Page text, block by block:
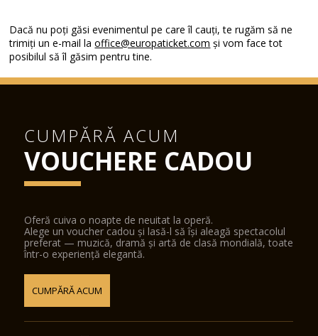
Dacă nu poți găsi evenimentul pe care îl cauți, te rugăm să ne
trimiți un e-mail laoffice@europaticket.com și vom face tot
posibilul să îl găsim pentru tine.
CUMPĂRĂ ACUM
VOUCHERE CADOU
Oferă cuiva o noapte de neuitat la operă.
Alege un voucher cadou și lasă-l să își aleagă spectacolul
preferat — muzică, dramă și artă de clasă mondială, toate
într-o experiență elegantă.
CUMPĂRĂ ACUM